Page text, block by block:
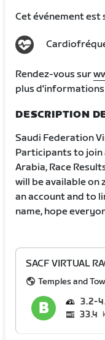
Cet événement est
Rendez-vous sur
plus
DESCRIPTION
Saudi Federation
Participants to join
Arabia, Race
will be available on
an account and to
name, hope
SACF VIRTUAL
Temples and
3.2
33.4